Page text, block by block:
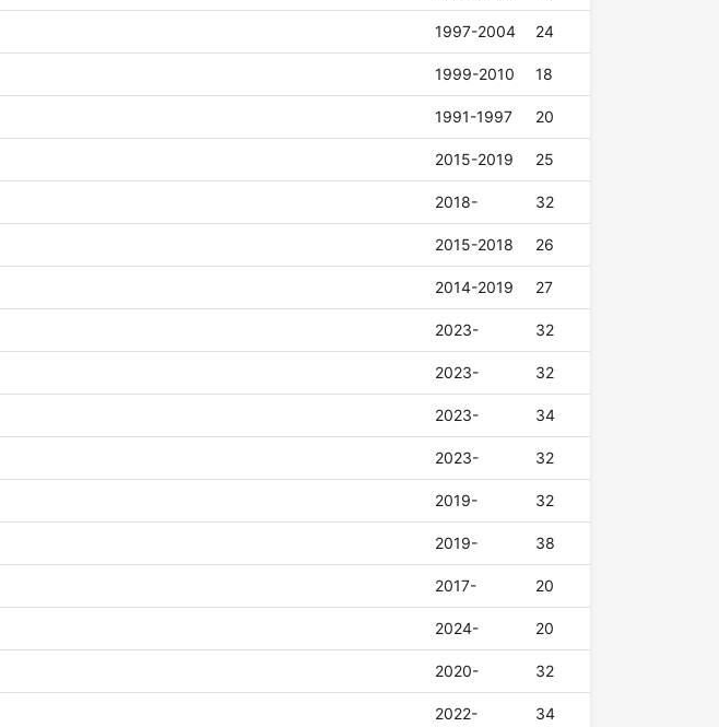
1997-2004 24
1999-2010 18
1991-1997 20
2015-2019 25
2018- 32
2015-2018 26
2014-2019 27
2023- 32
2023- 32
2023- 34
2023- 32
2019- 32
2019- 38
2017- 20
2024- 20
2020- 32
2022- 34